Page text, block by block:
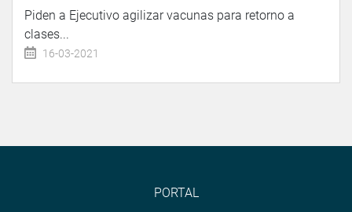
Piden a Ejecutivo agilizar vacunas para retorno a
clases...
16-03-2021
PORTAL